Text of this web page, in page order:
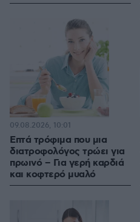
Επτά τρόφιμα που μια
διατροφολόγος τρώει για
πρωινό – Για γερή καρδιά
και κοφτερό μυαλό
09.08.2026, 10:01